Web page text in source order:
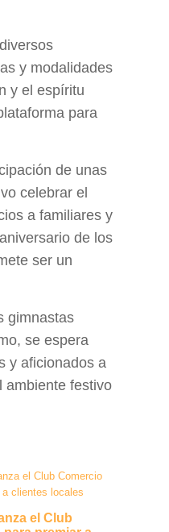
y modalidades
y el espíritu
para
de unas
celebrar el
a familiares y
de los
ser un
gimnastas
se espera
y aficionados a
ambiente festivo
el Club